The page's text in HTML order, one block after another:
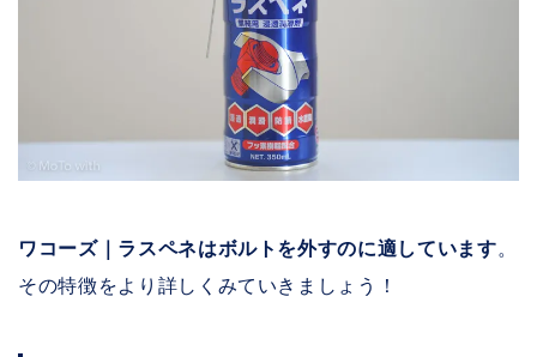
ワコーズ｜ラスペネはボルトを外すのに適しています。
その特徴をより詳しくみていきましょう！